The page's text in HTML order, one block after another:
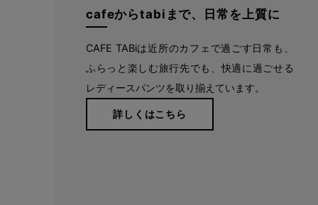
cafeからtabiまで、日常を上質に
CAFE TABiは近所のカフェで過ごす日常も、
ふらっと楽しむ旅行先でも、快適に過ごせる
レディースパンツを取り揃えています。
詳しくはこちら